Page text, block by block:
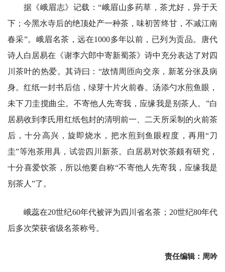
据《峨眉志》记载：“峨眉山多药草，茶尤好，异于天
下；今黑水寺后的绝顶处产一种茶，味初苦终甘，不减江南
春采”。峨眉名茶，远在1000多年以前，已列为贡品。唐代
诗人白居易在《谢李六郎中寄新蜀茶》诗中充分表达了对四
川茶叶的热爱。其诗曰：“故情周匝向交亲，新茗分张及病
身。红纸一封书后信，绿芽十片火前春。汤添勺水煎鱼眼，
未下刀圭搅曲尘。不寄他人先寄我，应缘我是别茶人。”白
居易收到李氏用红纸包封的清明前一、二天所采制的火前茶
后，十分高兴，旋即烧水，把水煎到鱼眼程度，再用“刀
圭”等泡茶用具，试尝四川新茶。白居易对饮茶颇有研究，
十分喜爱饮茶，所以他要自称“不寄他人先寄我，应缘我是
别茶人”了。
峨蕊在20世纪60年代被评为四川省名茶；20世纪80年代
后多次荣获省级名茶称号。
责任编辑：周吟